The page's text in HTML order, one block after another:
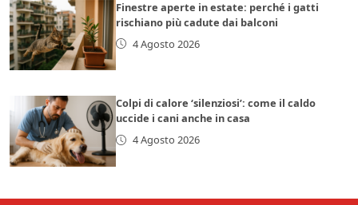
Finestre aperte in estate: perché i gatti
rischiano più cadute dai balconi
4 Agosto 2026
Colpi di calore ‘silenziosi’: come il caldo
uccide i cani anche in casa
4 Agosto 2026